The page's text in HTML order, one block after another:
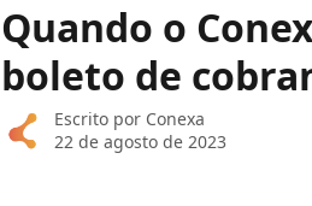
Quando o
boleto de
Escrito por Conexa
22 de agosto de 2023